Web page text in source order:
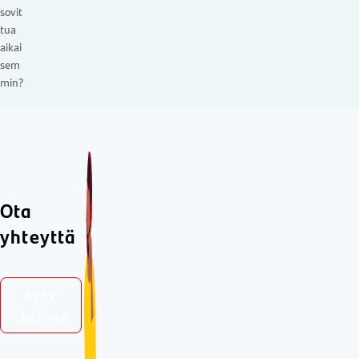
sovit
tua
aikai
sem
min?
Ota
yhteyttä